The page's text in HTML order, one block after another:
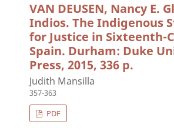
VAN DEUSEN, Nancy E.
Indios. The Indigenous
for Justice in Sixteenth-
Spain. Durham: Duke
Press, 2015, 336 p.
Judith Mansilla
357-363
PDF